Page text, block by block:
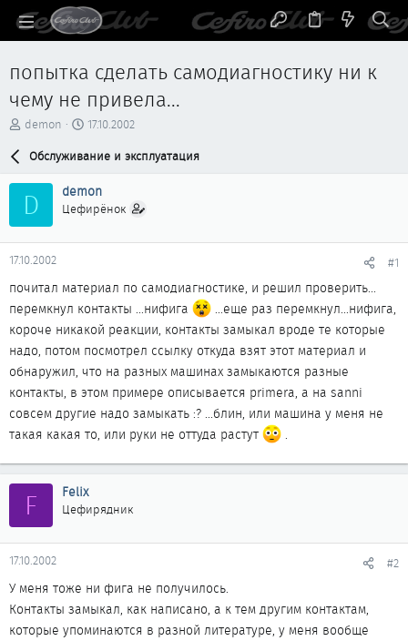
попытка сделать самодиагностику ни к
чему не привела...
А
р
м
ы
demon
Д
т
н
а
а
17.10.2002
Обслуживание и эксплуатация
D demon
Цефирёнок
17.10.2002 #1
почитал материал по самодиагностике, и решил проверить...
перемкнул контакты ...нифига
...еще раз перемкнул...нифига,
короче никакой реакции, контакты замыкал вроде те которые
надо, потом посмотрел ссылку откуда взят этот материал и
обнаружил, что на разных машинах замыкаются разные
контакты, в этом примере описывается primera, а на sanni
совсем другие надо замыкать :? ...блин, или машина у меня не
такая какая то, или руки не оттуда растут
.
F Felix
Цефирядник
17.10.2002 #2
У меня тоже ни фига не получилось.
Контакты замыкал, как написано, а к тем другим контактам,
которые упоминаются в разной литературе, у меня вообще